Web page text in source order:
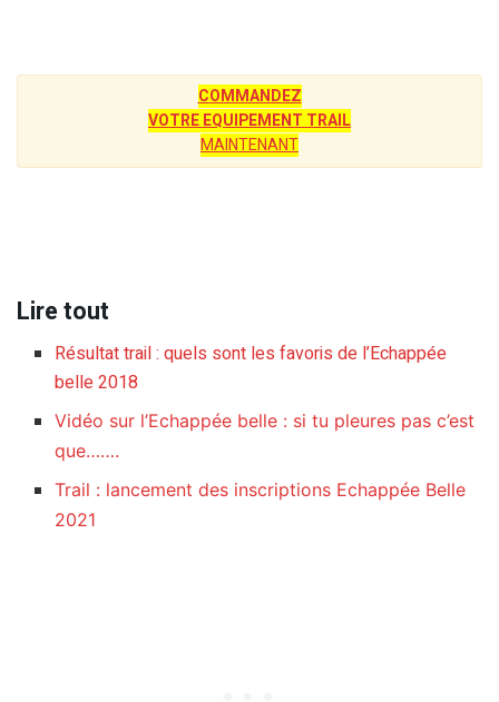
COMMANDEZ
VOTRE EQUIPEMENT TRAIL
MAINTENANT
Lire tout
Résultat trail : quels sont les favoris de l’Echappée
belle 2018
Vidéo sur l’Echappée belle : si tu pleures pas c’est
que…….
Trail : lancement des inscriptions Echappée Belle
2021